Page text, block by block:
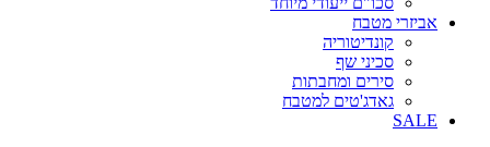
אביזרי מטבח
קונדיטוריה
סכיני שף
סירים ומחבתות
גאדג'טים למטבח
SALE